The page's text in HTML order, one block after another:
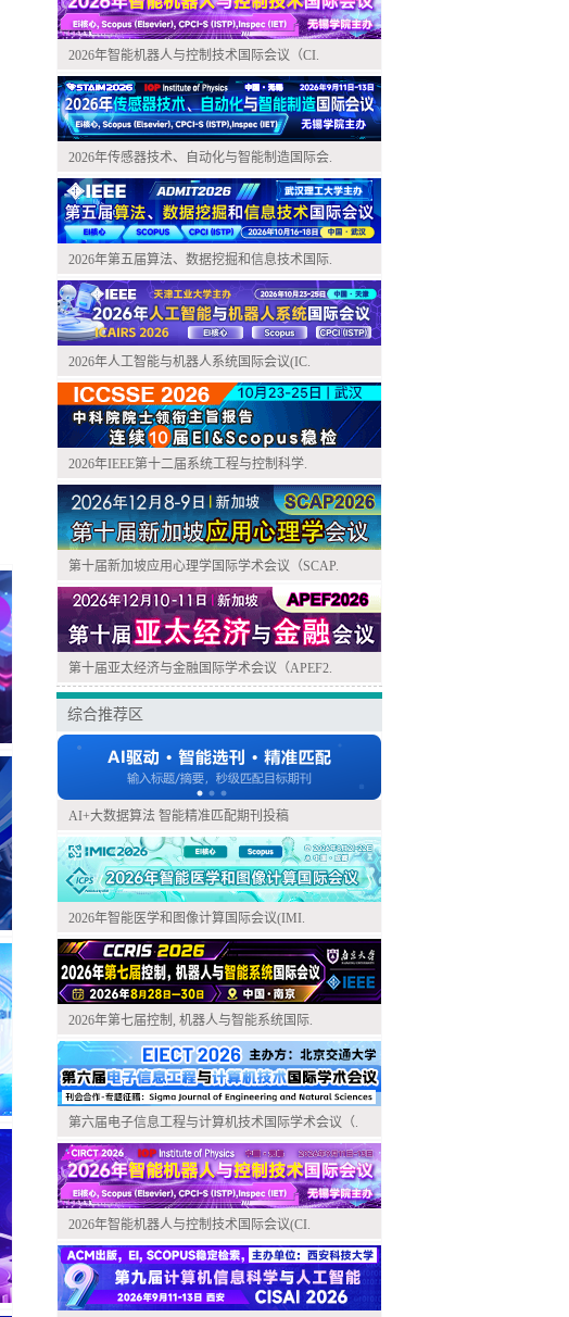
2026年智能机器人与控制技术国际会议（CI.
2026年传感器技术、自动化与智能制造国际会.
2026年第五届算法、数据挖掘和信息技术国际.
2026年人工智能与机器人系统国际会议(IC.
2026年IEEE第十二届系统工程与控制科学.
第十届新加坡应用心理学国际学术会议（SCAP.
第十届亚太经济与金融国际学术会议（APEF2.
综合推荐区
AI+大数据算法 智能精准匹配期刊投稿
2026年智能医学和图像计算国际会议(IMI.
2026年第七届控制, 机器人与智能系统国际.
第六届电子信息工程与计算机技术国际学术会议（.
2026年智能机器人与控制技术国际会议(CI.